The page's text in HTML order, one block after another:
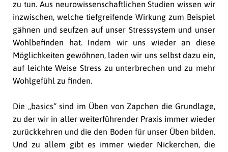
zu tun. Aus neurowissenschaftlichen Studien wissen wir
inzwischen, welche tiefgreifende Wirkung zum Beispiel
gähnen und seufzen auf unser Stresssystem und unser
Wohlbefinden hat. Indem wir uns wieder an diese
Möglichkeiten gewöhnen, laden wir uns selbst dazu ein,
auf leichte Weise Stress zu unterbrechen und zu mehr
Wohlgefühl zu finden.
Die „basics“ sind im Üben von Zapchen die Grundlage,
zu der wir in aller weiterführender Praxis immer wieder
zurückkehren und die den Boden für unser Üben bilden.
Und zu allem gibt es immer wieder Nickerchen, die